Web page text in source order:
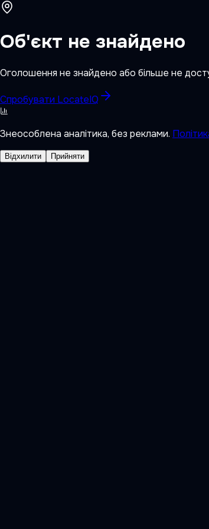
Об'єкт не знайдено
Оголошення не знайдено або більше не
Спробувати LocateIQ
Знеособлена аналітика, без реклами.
Відхилити Прийняти